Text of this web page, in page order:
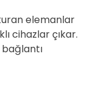
elemanlar
cihazlar çıkar.